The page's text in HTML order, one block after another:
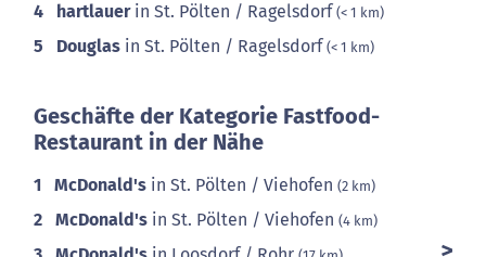
4 hartlauerin St. Pölten / Ragelsdorf(< 1 km)
5 Douglas in St. Pölten / Ragelsdorf(< 1 km)
Geschäfte der Kategorie Fastfood-
Restaurant in der Nähe
1 McDonald's in St. Pölten / Viehofen (2 km)
2 McDonald's in St. Pölten / Viehofen (4 km)